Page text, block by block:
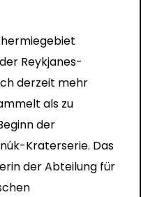
Reykjanes-
derzeit mehr
als zu
der
Kraterserie. Das
der Abteilung für